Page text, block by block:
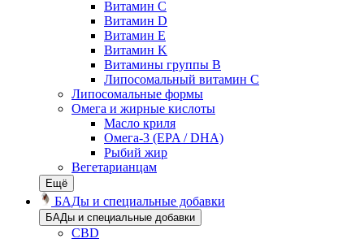
Витамин C
Витамин D
Витамин E
Витамин K
Витамины группы B
Липосомальный витамин C
Липосомальные формы
Омега и жирные кислоты
Масло криля
Омега-3 (EPA / DHA)
Рыбий жир
Вегетарианцам
Ещё
БАДы и специальные добавки
БАДы и специальные добавки
CBD